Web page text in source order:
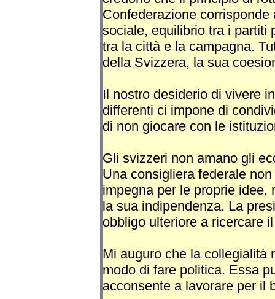
Confederazione corrisponde
sociale, equilibrio tra i partiti
tra la città e la campagna.
della Svizzera, la sua
Il nostro desiderio di vivere
differenti ci impone di
di non giocare con le
Gli svizzeri non amano gli
Una consigliera federale
impegna per le proprie idee,
la sua indipendenza. La
obbligo ulteriore a ricercare
Mi auguro che la collegialità
modo di fare politica. Essa
acconsente a lavorare per il